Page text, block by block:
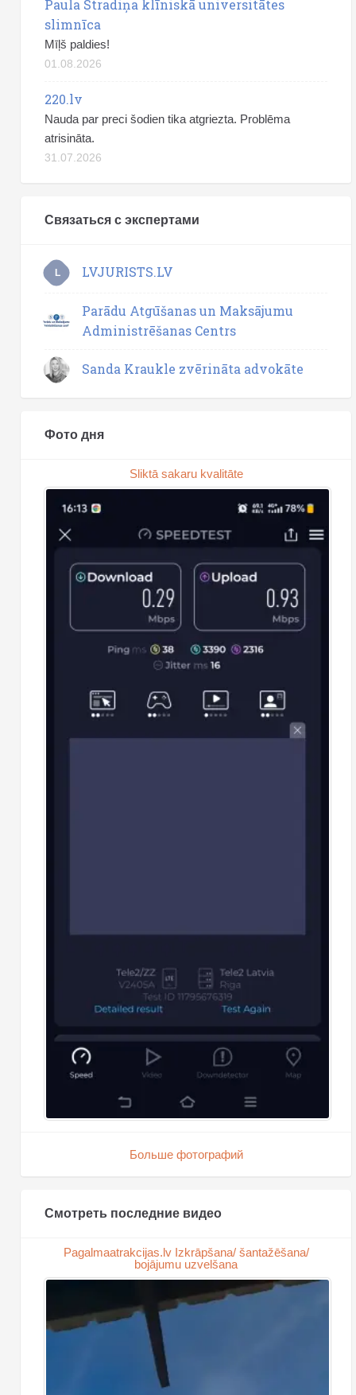
Paula Stradiņa klīniskā universitātes
slimnīca
Mīļš paldies!
01.08.2026
220.lv
Nauda par preci šodien tika atgriezta. Problēma
atrisināta.
31.07.2026
Связаться с экспертами
L LVJURISTS.LV
Parādu Atgūšanas un Maksājumu
Administrēšanas Centrs
Sanda Kraukle zvērināta advokāte
Фото дня
Sliktā sakaru kvalitāte
Больше фотографий
Смотреть последние видео
Pagalmaatrakcijas.lv Izkrāpšana/ šantažēšana/
bojājumu uzvelšana